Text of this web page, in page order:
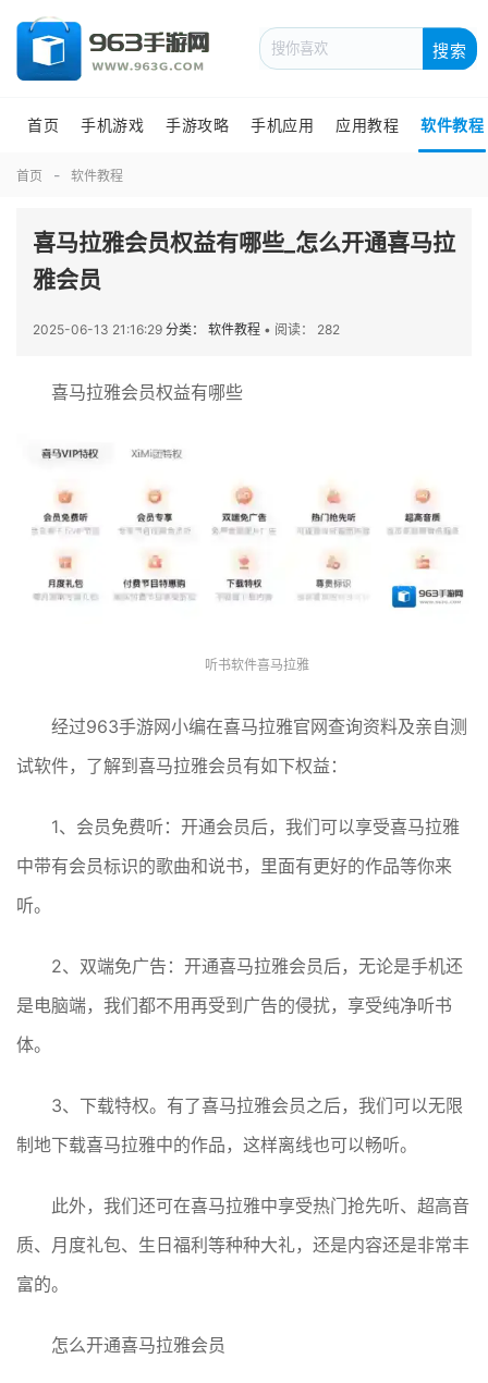
搜索
首页 手机游戏 手游攻略 手机应用 应用教程 软件教程
首页 软件教程
喜马拉雅会员权益有哪些_怎么开通喜马拉
雅会员
2025-06-13 21:16:29 分类： 软件教程 • 阅读： 282
喜马拉雅会员权益有哪些
听书软件喜马拉雅
经过963手游网小编在喜马拉雅官网查询资料及亲自测
试软件，了解到喜马拉雅会员有如下权益：
1、会员免费听：开通会员后，我们可以享受喜马拉雅
中带有会员标识的歌曲和说书，里面有更好的作品等你来
听。
2、双端免广告：开通喜马拉雅会员后，无论是手机还
是电脑端，我们都不用再受到广告的侵扰，享受纯净听书
体。
3、下载特权。有了喜马拉雅会员之后，我们可以无限
制地下载喜马拉雅中的作品，这样离线也可以畅听。
此外，我们还可在喜马拉雅中享受热门抢先听、超高音
质、月度礼包、生日福利等种种大礼，还是内容还是非常丰
富的。
怎么开通喜马拉雅会员